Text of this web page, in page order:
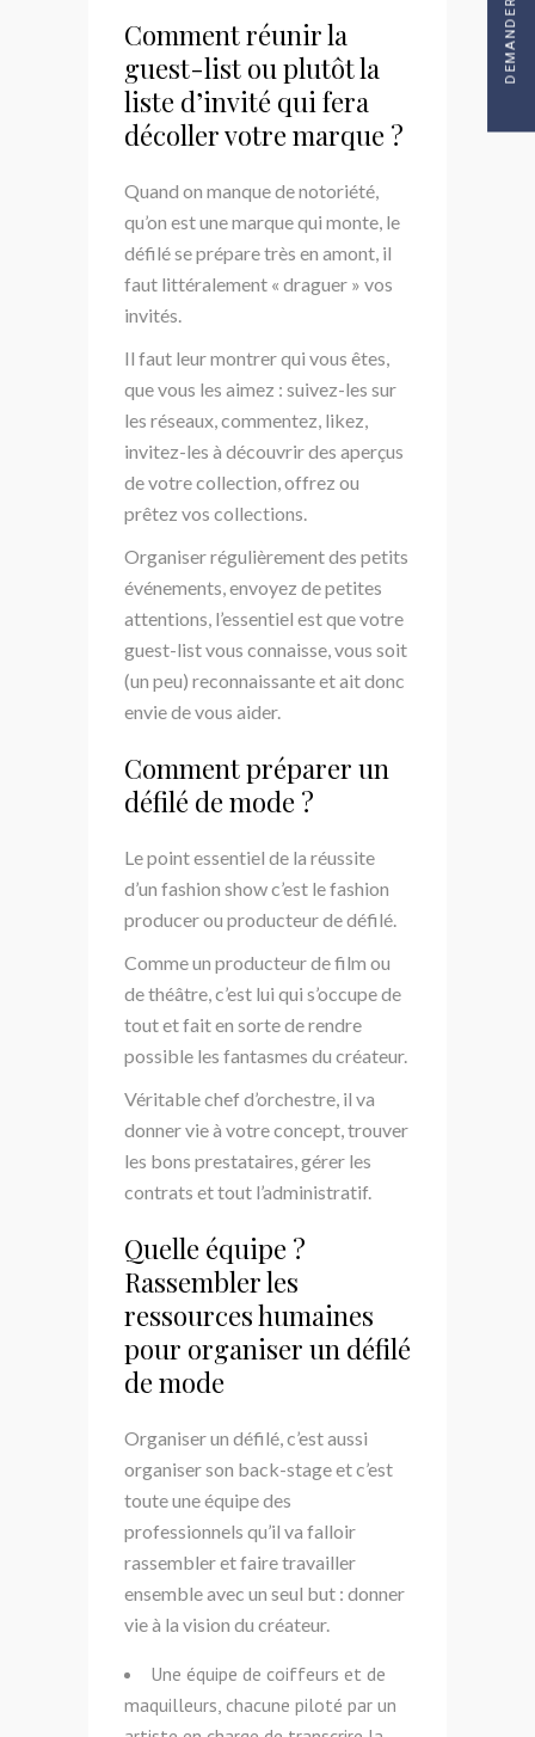
Comment réunir la
guest-list ou plutôt la
liste d’invité qui fera
décoller votre marque ?
Quand on manque de notoriété,
qu’on est une marque qui monte, le
défilé se prépare très en amont, il
faut littéralement « draguer » vos
invités.
Il faut leur montrer qui vous êtes,
que vous les aimez : suivez-les sur
les réseaux, commentez, likez,
invitez-les à découvrir des aperçus
de votre collection, offrez ou
prêtez vos collections.
Organiser régulièrement des petits
événements, envoyez de petites
attentions, l’essentiel est que votre
guest-list vous connaisse, vous soit
(un peu) reconnaissante et ait donc
envie de vous aider.
Comment préparer un
défilé de mode ?
Le point essentiel de la réussite
d’un fashion show c’est le fashion
producer ou producteur de défilé.
Comme un producteur de film ou
de théâtre, c’est lui qui s’occupe de
tout et fait en sorte de rendre
possible les fantasmes du créateur.
Véritable chef d’orchestre, il va
donner vie à votre concept, trouver
les bons prestataires, gérer les
contrats et tout l’administratif.
Quelle équipe ?
Rassembler les
ressources humaines
pour organiser un défilé
de mode
Organiser un défilé, c’est aussi
organiser son back-stage et c’est
toute une équipe des
professionnels qu’il va falloir
rassembler et faire travailler
ensemble avec un seul but : donner
vie à la vision du créateur.
Une équipe de coiffeurs et de
maquilleurs, chacune piloté par un